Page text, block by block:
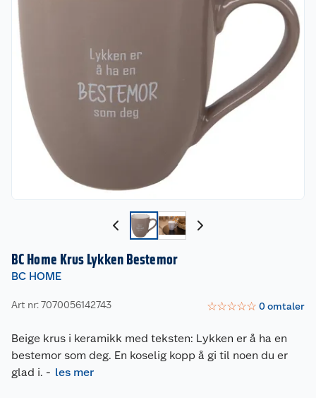
BC Home Krus Lykken Bestemor
BC HOME
Art nr: 7070056142743 ☆☆☆☆☆ 0omtaler
Beige krus i keramikk med teksten: Lykken er å ha en
bestemor som deg. En koselig kopp å gi til noen du er
glad i. - les mer